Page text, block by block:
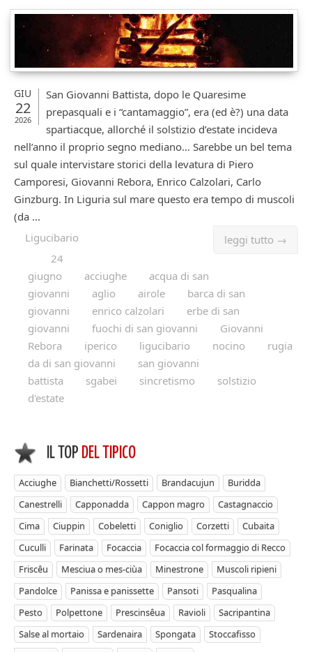
GIU
22
2026
San Giovanni Battista, dopo le Quaresime
prepasquali e i “cantamaggio”, era (ed è?) una data
spartiacque, allorché il solstizio d’estate incideva
nell’anno il proprio segno mediano… Sarebbe un bel tema
sul quale intervistare storici della levatura di Piero
Camporesi, Giovanni Rebora, Enrico Calzolari, Carlo
Ginzburg. In Liguria sul mare questo era tempo di muscoli
(da ...
leggi tutto →
Ligucibario
24
giugno
acciughe
acqua di san
giovanni
aglio airole
barca di san
giovanni
enrico calzolari
erbe di san
giovanni
fuochi di san giovanni
Giovanni
Rebora
iperico ligucibario nocino
rugia
da di san giovanni
san giovanni
battista
sgabei sincretismo
solstizio
d'estate
IL TOP DEL TIPICO
Acciughe Bianchetti/Rossetti Brandacujun
Buridda
Canestrelli
Capponadda Cappon magro
Castagnaccio
Cima
Ciuppin Cobeletti Coniglio Corzetti
Cubaita
Cuculli
Farinata Focaccia
Focaccia col formaggio di Recco
Friscêu
Mesciua o mes-ciùa Minestrone
Muscoli ripieni
Pandolce
Panissa e panissette Pansoti
Pasqualina
Pesto
Polpettone Prescinsêua Ravioli
Sacripantina
Salse al mortaio
Sardenaira Spongata
Stoccafisso